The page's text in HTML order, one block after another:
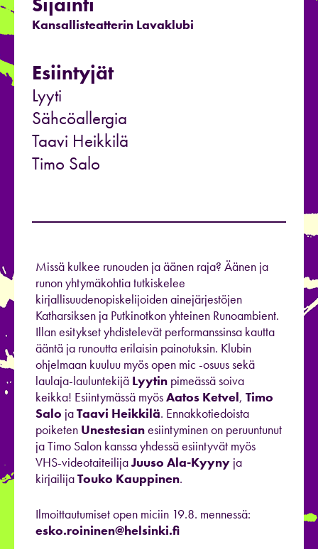
Kansallisteatterin Lavaklubi
Esiintyjät
Lyyti
Sähcöallergia
Taavi Heikkilä
Timo Salo
Missä kulkee runouden ja äänen raja? Äänen ja
runon yhtymäkohtia tutkiskelee
kirjallisuudenopiskelijoiden ainejärjestöjen
Katharsiksen ja Putkinotkon yhteinen Runoambient.
Illan esitykset yhdistelevät performanssinsa kautta
ääntä ja runoutta erilaisin painotuksin. Klubin
ohjelmaan kuuluu myös open mic -osuus sekä
laulaja-lauluntekijä Lyytin pimeässä soiva
keikka! Esiintymässä myösAatos Ketvel, Timo
Salo jaTaavi Heikkilä. Ennakkotiedoista
poiketen Unestesianesiintyminen on peruuntunut
ja Timo Salon kanssa yhdessä esiintyvät myös
VHS-videotaiteilijaJuuso Ala-Kyyny ja
kirjailijaTouko Kauppinen.
Ilmoittautumiset open miciin 19.8. mennessä:
esko.roininen@helsinki.fi